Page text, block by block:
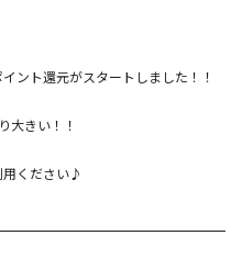
ント還元がスタートしました！！
大きい！！
用ください♪